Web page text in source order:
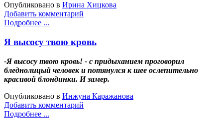
Опубликовано в Ирина Хицкова
Добавить комментарий
Подробнее ...
Я высосу твою кровь
-Я высосу твою кровь! - с придыханием проговорил
бледнолицый человек и потянулся к шее ослепительно
красивой блондинки. И замер.
Опубликовано в Инжуна Каражанова
Добавить комментарий
Подробнее ...